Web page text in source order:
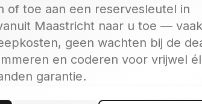
of toe aan een reservesleutel in
Maastricht naar u toe —
geen wachten bij de
en coderen voor vrijwel
garantie.